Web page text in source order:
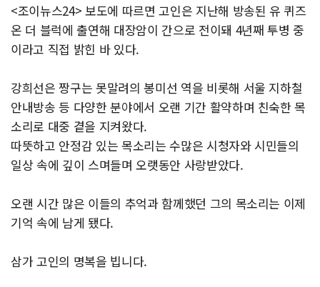
<조이뉴스24> 보도에 따르면 고인은 지난해 방송된 유 퀴즈
온 더 블럭에 출연해 대장암이 간으로 전이돼 4년째 투병 중
이라고 직접 밝힌 바 있다.
강희선은 짱구는 못말려의 봉미선 역을 비롯해 서울 지하철
안내방송 등 다양한 분야에서 오랜 기간 활약하며 친숙한 목
소리로 대중 곁을 지켜왔다.
따뜻하고 안정감 있는 목소리는 수많은 시청자와 시민들의
일상 속에 깊이 스며들며 오랫동안 사랑받았다.
오랜 시간 많은 이들의 추억과 함께했던 그의 목소리는 이제
기억 속에 남게 됐다.
삼가 고인의 명복을 빕니다.